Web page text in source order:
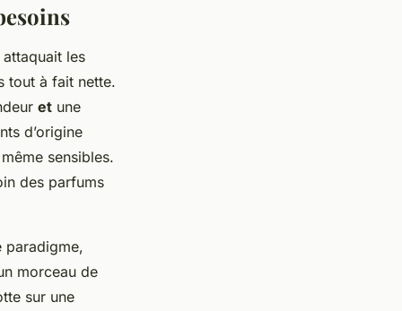
les
tout à fait nette.
et une
d’origine
sensibles.
des parfums
paradigme,
morceau de
sur une